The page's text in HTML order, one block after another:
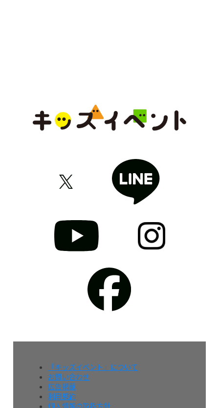
『キッズイベント』について
お問い合わせ
広告掲載
利用規約